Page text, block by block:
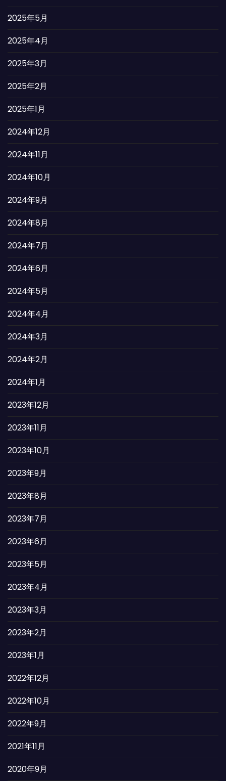
2025年5月
2025年4月
2025年3月
2025年2月
2025年1月
2024年12月
2024年11月
2024年10月
2024年9月
2024年8月
2024年7月
2024年6月
2024年5月
2024年4月
2024年3月
2024年2月
2024年1月
2023年12月
2023年11月
2023年10月
2023年9月
2023年8月
2023年7月
2023年6月
2023年5月
2023年4月
2023年3月
2023年2月
2023年1月
2022年12月
2022年10月
2022年9月
2021年11月
2020年9月